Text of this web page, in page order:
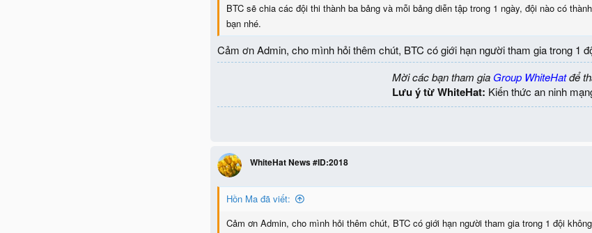
BTC sẽ chia các đội thi thành ba bảng và mỗi bảng diễn tập trong 1 ngày, đội nào có
bạn nhé.
Cảm ơn Admin, cho mình hỏi thêm chút, BTC có giới hạn người tham gia trong 1
Mời các bạn tham gia Group WhiteHatđể
Lưu ý từ WhiteHat: Kiến thức an ninh
WhiteHat News #ID:2018
Hồn Ma đã viết:
Cảm ơn Admin, cho mình hỏi thêm chút, BTC có giới hạn người tham gia trong 1 đội